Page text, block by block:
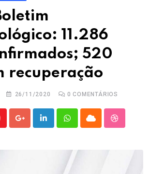
11.286
520
recuperação
26/11/2020 0 COMENTÁRIOS
Google+LinkedInWhatsappCloud